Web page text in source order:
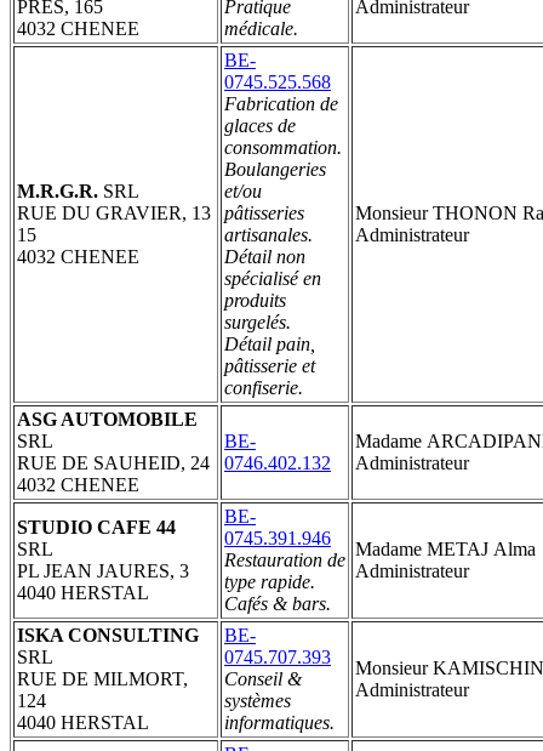
PRES, 165
4032 CHENEE
Pratique
médicale.
Administrateur
M.R.G.R. SRL
RUE DU GRAVIER, 13
15
4032 CHENEE
BE-
0745.525.568
Fabrication de
glaces de
consommation.
Boulangeries
et/ou
pâtisseries
artisanales.
Détail non
spécialisé en
produits
surgelés.
Détail pain,
pâtisserie et
confiserie.
Monsieur THONON
Administrateur
ASG AUTOMOBILE
SRL
RUE DE SAUHEID, 24
4032 CHENEE
BE-
0746.402.132
Madame
Administrateur
STUDIO CAFE 44
SRL
PL JEAN JAURES, 3
4040 HERSTAL
BE-
0745.391.946
Restauration de
type rapide.
Cafés & bars.
Madame METAJ Alma
Administrateur
ISKA CONSULTING
SRL
RUE DE MILMORT,
124
4040 HERSTAL
BE-
0745.707.393
Conseil &
systèmes
informatiques.
Monsieur
Administrateur